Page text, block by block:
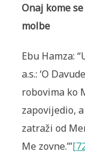
Onaj kome
molbe
Ebu Hamza:
a.s.: ‘O
robovima ko
zapovijedio,
zatraži od
Me zovne.’”